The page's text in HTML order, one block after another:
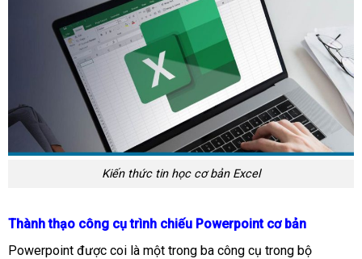
Kiến thức tin học cơ bản Excel
Thành thạo công cụ trình chiếu Powerpoint cơ bản
Powerpoint được coi là một trong ba công cụ trong bộ